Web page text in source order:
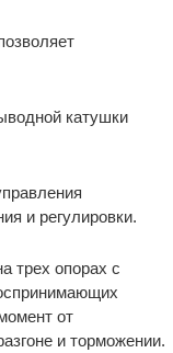
катушки
и регулировки.
трех опорах с
от
и торможении.